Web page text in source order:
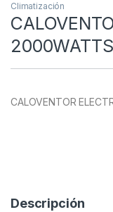
Climatización
CALOVENTOR
Descripción